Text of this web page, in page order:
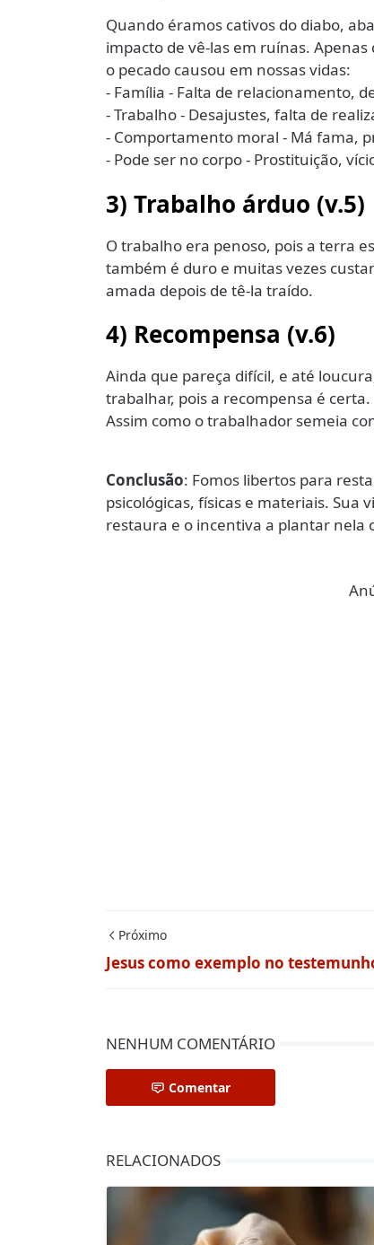
Quando éramos cativos do diabo,
impacto de vê-las em ruínas.
o pecado causou em nossas vidas:
- Família - Falta de relacionamento,
- Trabalho - Desajustes, falta de
- Comportamento moral - Má fama,
- Pode ser no corpo - Prostituição,
3) Trabalho árduo (v.5)
O trabalho era penoso, pois a terra
também é duro e muitas vezes
amada depois de tê-la traído.
4) Recompensa (v.6)
Ainda que pareça difícil, e até
trabalhar, pois a recompensa é certa.
Assim como o trabalhador semeia
Conclusão: Fomos libertos para
psicológicas, físicas e materiais. Sua
restaura e o incentiva a plantar nela
Próximo
Jesus como exemplo no
NENHUM COMENTÁRIO
Comentar
RELACIONADOS